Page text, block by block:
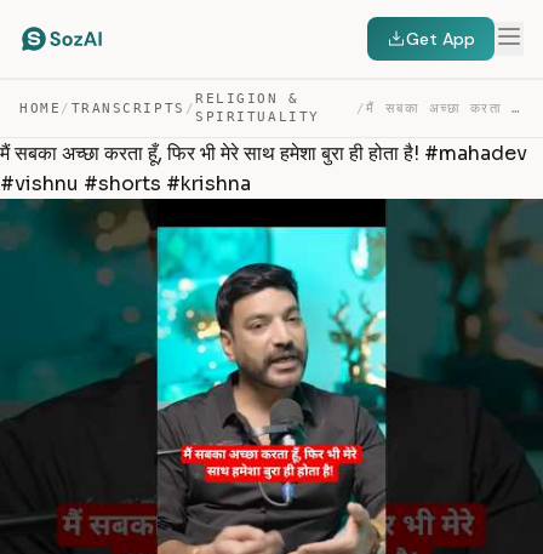
Get App
HOME / TRANSCRIPTS /
RELIGION &
SPIRITUALITY
/ मैं सबका अच्छा करता हूँ, फिर भी मेरे साथ हमेशा बुरा ही … — TRANSCRIPT
मैं सबका अच्छा करता हूँ, फिर भी मेरे साथ हमेशा बुरा ही होता है! #mahadev
#vishnu #shorts #krishna